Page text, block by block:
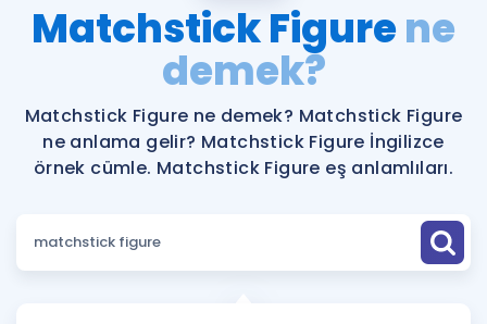
Şifremi Hatırlamıyorum
Katılımcı Görüşleri
Faydalı Araçlar
Ücretsiz Kaynaklar
Puan Hesaplama
Blog
İngilizce Gramer
Matchstick Figurene
demek?
Matchstick Figure ne demek? Matchstick Figure
ne anlama gelir? Matchstick Figure İngilizce
örnek cümle. Matchstick Figure eş anlamlıları.